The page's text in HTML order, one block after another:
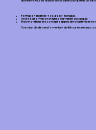
Formation en direct : 4 cours de 1 h chaque.
Accès à la formation en ligne pour valider ses acquis.
Mise en pratique des concepts appris afin d’optimiser les
Tu es à un clic de transformer ta visibilité sur les réseaux